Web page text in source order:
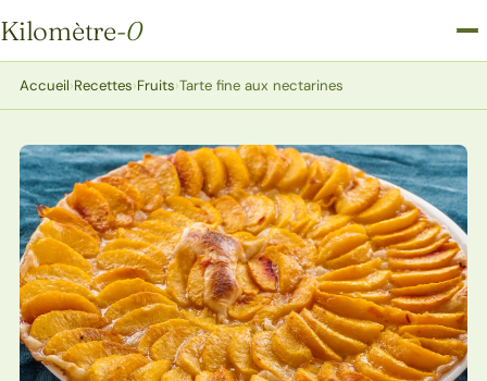
Kilomètre-0
Kilomètre-0
Accueil›Recettes›Fruits›Tarte fine aux nectarines